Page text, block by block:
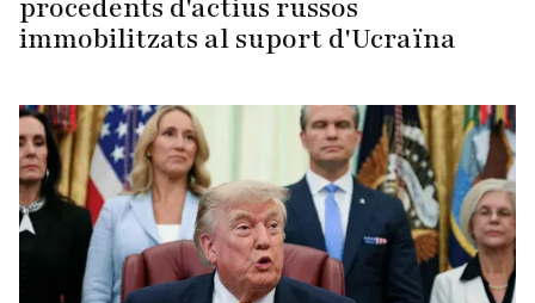
procedents d'actius russos
immobilitzats al suport d'Ucraïna